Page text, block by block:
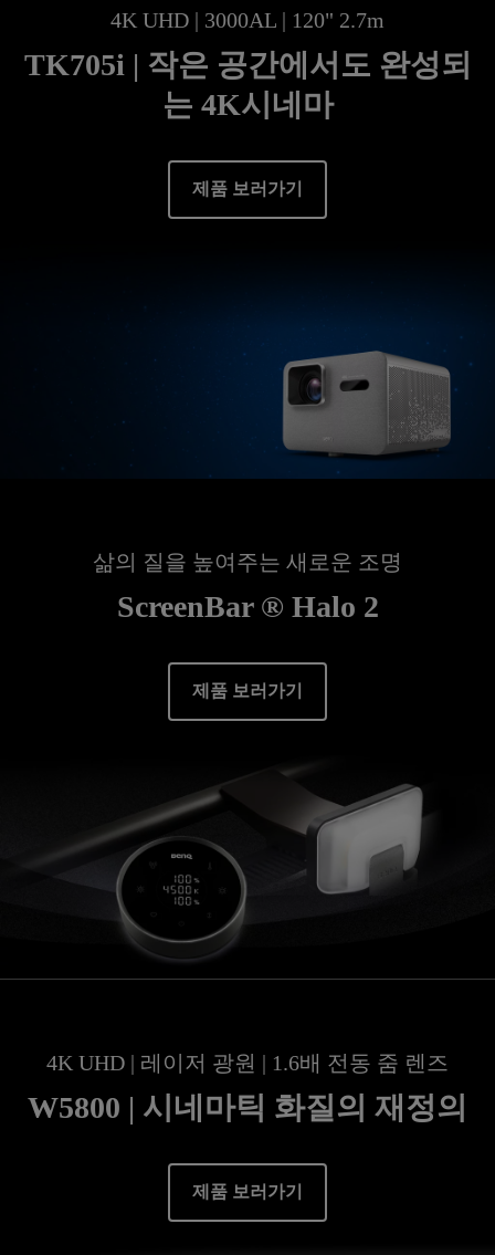
4K UHD | 3000AL | 120" 2.7m
TK705i | 작은 공간에서도 완성되
는 4K시네마
제품 보러가기
삶의 질을 높여주는 새로운 조명
ScreenBar ® Halo 2
제품 보러가기
4K UHD | 레이저 광원 | 1.6배 전동 줌 렌즈
W5800 | 시네마틱 화질의 재정의
제품 보러가기